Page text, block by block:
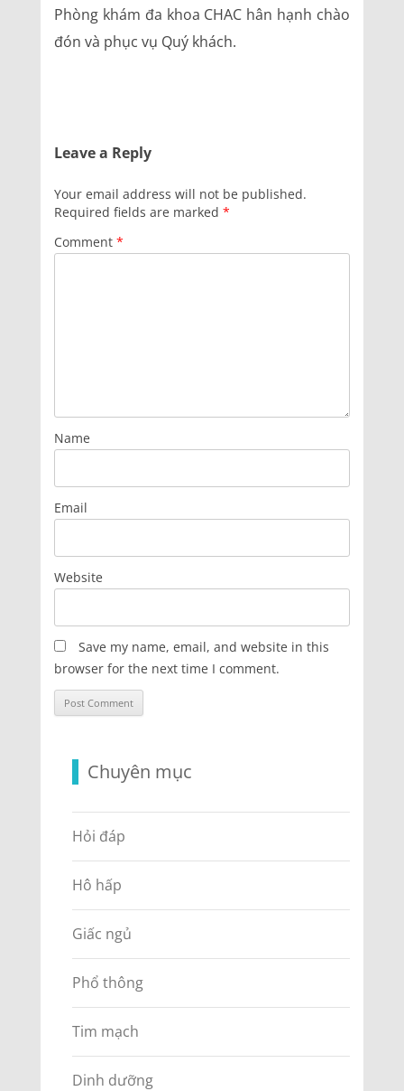
Phòng khám đa khoa CHAC hân hạnh chào
đón và phục vụ Quý khách.
Leave a Reply
Your email address will not be published.
Required fields are marked *
Comment *
Name
Email
Website
Save my name, email, and website in this
browser for the next time I comment.
Chuyên mục
Hỏi đáp
Hô hấp
Giấc ngủ
Phổ thông
Tim mạch
Dinh dưỡng